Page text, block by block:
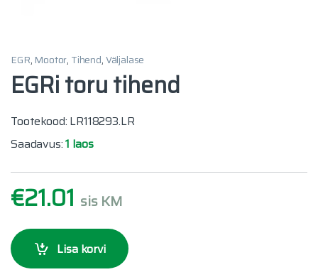
EGR, Mootor, Tihend,Väljalase
EGRi toru tihend
Tootekood: LR118293.LR
Saadavus:1 laos
€21.01 sis KM
Lisa korvi